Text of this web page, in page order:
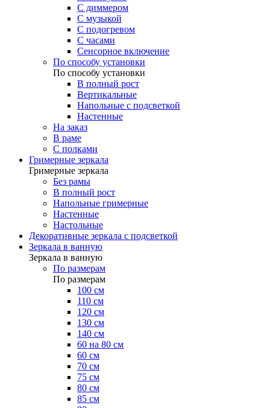
С диммером
С музыкой
С подогревом
С часами
Сенсорное включение
По способу установки
По способу установки
В полный рост
Вертикальные
Напольные с подсветкой
Настенные
На заказ
В раме
С полками
Гримерные зеркала
Гримерные зеркала
Без рамы
В полный рост
Напольные гримерные
Настенные
Настольные
Декоративные зеркала с подсветкой
Зеркала в ванную
Зеркала в ванную
По размерам
По размерам
100 см
110 см
120 см
130 см
140 см
60 на 80 см
60 см
70 см
75 см
80 см
85 см